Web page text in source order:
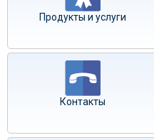
Продукты и услуги
Контакты